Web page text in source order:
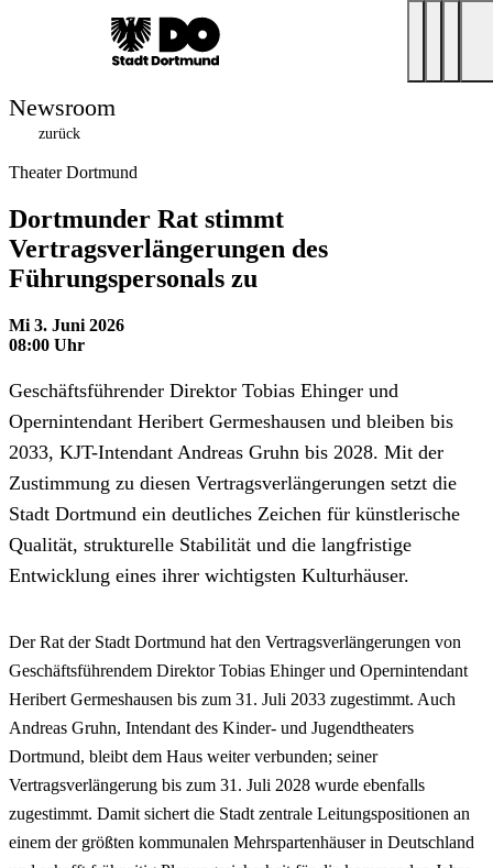
Newsroom
zurück
Theater Dortmund
Dortmunder Rat stimmt
Vertragsverlängerungen des
Führungspersonals zu
Mi 3. Juni 2026
08:00 Uhr
Geschäftsführender Direktor Tobias Ehinger und
Opernintendant Heribert Germeshausen und bleiben bis
2033, KJT-Intendant Andreas Gruhn bis 2028. Mit der
Zustimmung zu diesen Vertragsverlängerungen setzt die
Stadt Dortmund ein deutliches Zeichen für künstlerische
Qualität, strukturelle Stabilität und die langfristige
Entwicklung eines ihrer wichtigsten Kulturhäuser.
Der Rat der Stadt Dortmund hat den Vertragsverlängerungen von
Geschäftsführendem Direktor Tobias Ehinger und Opernintendant
Heribert Germeshausen bis zum 31. Juli 2033 zugestimmt. Auch
Andreas Gruhn, Intendant des Kinder- und Jugendtheaters
Dortmund, bleibt dem Haus weiter verbunden; seiner
Vertragsverlängerung bis zum 31. Juli 2028 wurde ebenfalls
zugestimmt. Damit sichert die Stadt zentrale Leitungspositionen an
einem der größten kommunalen Mehrspartenhäuser in Deutschland